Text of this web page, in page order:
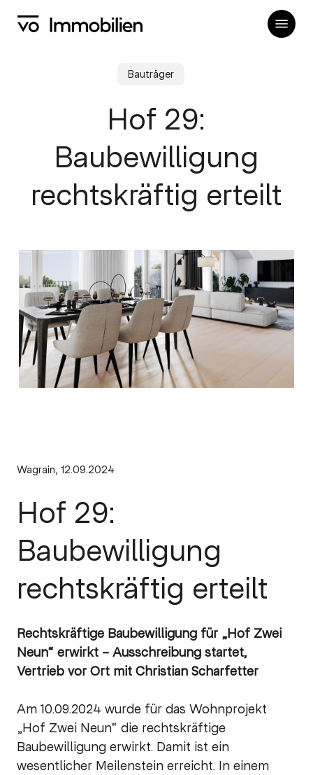
Menu
Bauträger
Hof 29:
Baubewilligung
rechtskräftig erteilt
Wagrain, 12.09.2024
Hof 29:
Baubewilligung
rechtskräftig erteilt
Rechtskräftige Baubewilligung für „Hof Zwei
Neun“ erwirkt – Ausschreibung startet,
Vertrieb vor Ort mit Christian Scharfetter
Am 10.09.2024 wurde für das Wohnprojekt
„Hof Zwei Neun“ die rechtskräftige
Baubewilligung erwirkt. Damit ist ein
wesentlicher Meilenstein erreicht. In einem